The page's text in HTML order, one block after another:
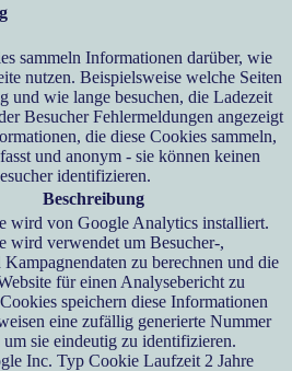
sammeln Informationen darüber, wie
nutzen. Beispielsweise welche Seiten
und wie lange besuchen, die Ladezeit
Besucher Fehlermeldungen angezeigt
die diese Cookies sammeln,
und anonym - sie können keinen
identifizieren.
Beschreibung
wird von Google Analytics installiert.
wird verwendet um Besucher-,
Kampagnendaten zu berechnen und die
für einen Analysebericht zu
speichern diese Informationen
eine zufällig generierte Nummer
um sie eindeutig zu identifizieren.
Inc. Typ Cookie Laufzeit 2 Jahre